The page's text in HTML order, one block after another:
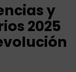
y
2025